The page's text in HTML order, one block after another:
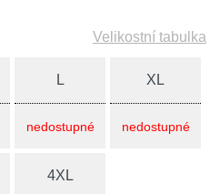
Velikostní tabulka
L
nedostupné
XL
nedostupné
4XL